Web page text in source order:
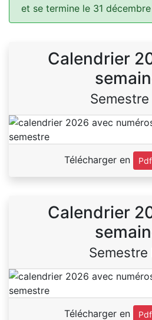
et se termine le 31
Calendrier
Semestre
Télécharger en Pdf
Calendrier
Semestre
Télécharger en Pdf